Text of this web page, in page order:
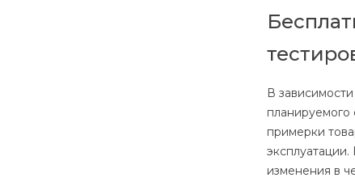
В
планируемого
примерки
изменения в